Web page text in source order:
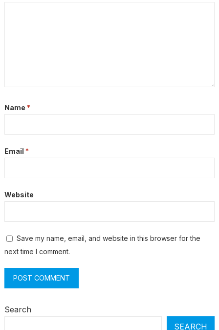
Name *
Email *
Website
Save my name, email, and website in this browser for the
next time I comment.
Search
SEARCH